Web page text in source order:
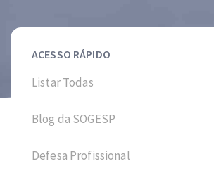
ACESSO RÁPIDO
Listar Todas
Blog da SOGESP
Defesa Profissional